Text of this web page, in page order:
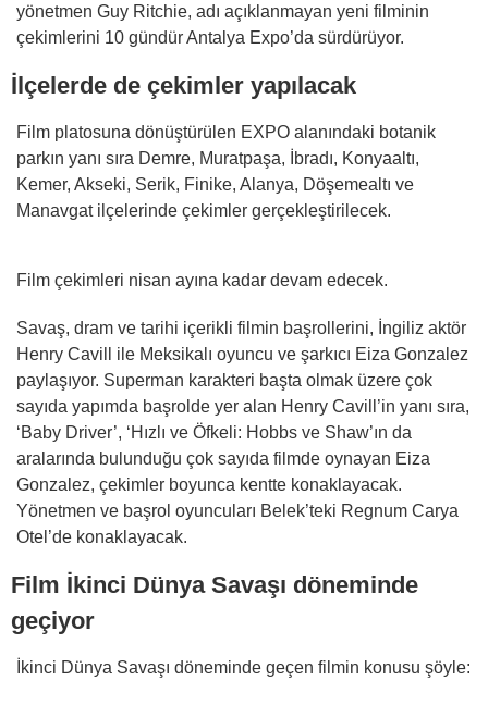
yönetmen Guy Ritchie, adı açıklanmayan yeni filminin
çekimlerini 10 gündür Antalya Expo’da sürdürüyor.
İlçelerde de çekimler yapılacak
Film platosuna dönüştürülen EXPO alanındaki botanik
parkın yanı sıra Demre, Muratpaşa, İbradı, Konyaaltı,
Kemer, Akseki, Serik, Finike, Alanya, Döşemealtı ve
Manavgat ilçelerinde çekimler gerçekleştirilecek.
Film çekimleri nisan ayına kadar devam edecek.
Savaş, dram ve tarihi içerikli filmin başrollerini, İngiliz aktör
Henry Cavill ile Meksikalı oyuncu ve şarkıcı Eiza Gonzalez
paylaşıyor. Superman karakteri başta olmak üzere çok
sayıda yapımda başrolde yer alan Henry Cavill’in yanı sıra,
‘Baby Driver’, ‘Hızlı ve Öfkeli: Hobbs ve Shaw’ın da
aralarında bulunduğu çok sayıda filmde oynayan Eiza
Gonzalez, çekimler boyunca kentte konaklayacak.
Yönetmen ve başrol oyuncuları Belek’teki Regnum Carya
Otel’de konaklayacak.
Film İkinci Dünya Savaşı döneminde
geçiyor
İkinci Dünya Savaşı döneminde geçen filmin konusu şöyle: